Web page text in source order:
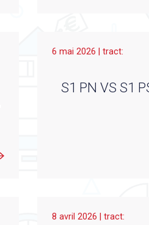
6 mai 2026 | tract:
S1 PN VS S1
8 avril 2026 | tract: